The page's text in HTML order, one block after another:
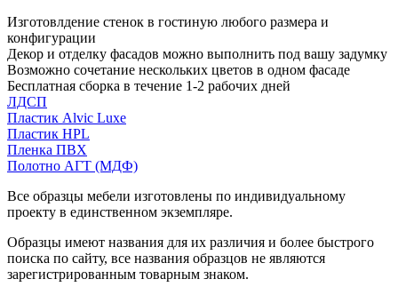
Изготовлдение стенок в гостиную любого размера и
конфигурации
Декор и отделку фасадов можно выполнить под вашу задумку
Возможно сочетание нескольких цветов в одном фасаде
Бесплатная сборка в течение 1-2 рабочих дней
ЛДСП
Пластик Alvic Luxe
Пластик HPL
Пленка ПВХ
Полотно АГТ (МДФ)
Все образцы мебели изготовлены по индивидуальному
проекту в единственном экземпляре.
Образцы имеют названия для их различия и более быстрого
поиска по сайту, все названия образцов не являются
зарегистрированным товарным знаком.